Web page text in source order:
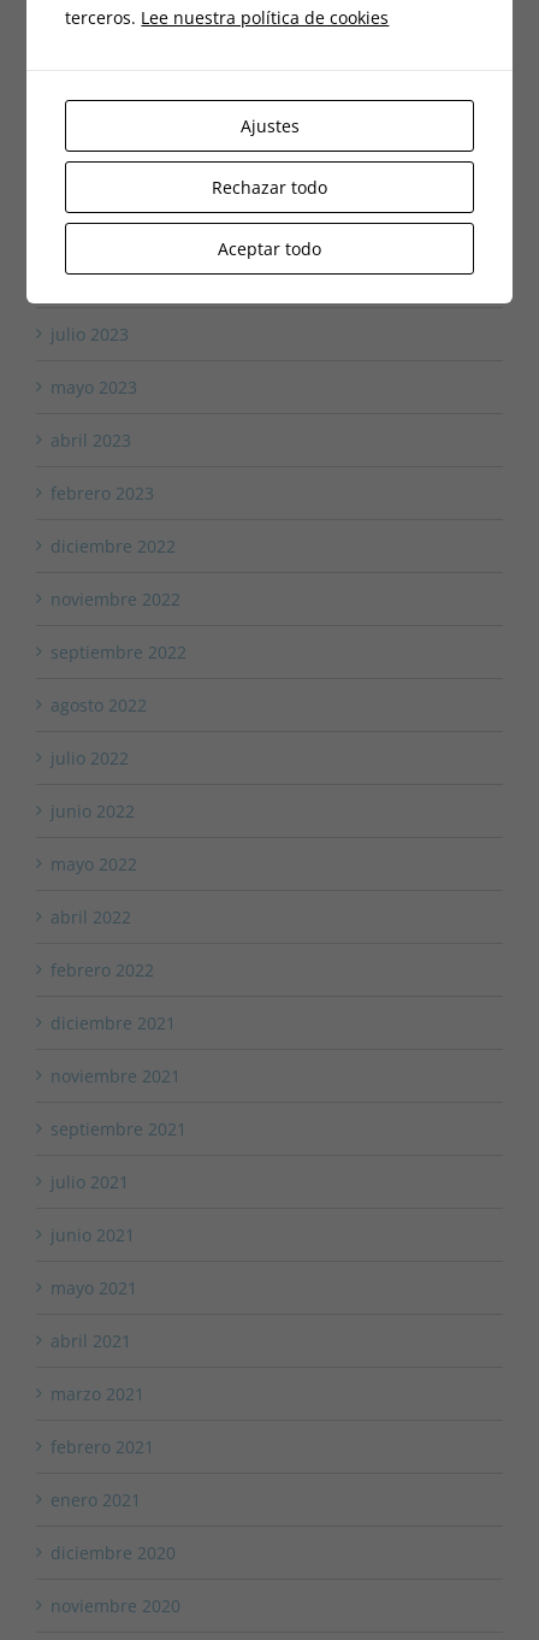
julio 2024
junio 2024
diciembre 2023
octubre 2023
julio 2023
mayo 2023
abril 2023
febrero 2023
diciembre 2022
noviembre 2022
septiembre 2022
agosto 2022
julio 2022
junio 2022
mayo 2022
abril 2022
febrero 2022
diciembre 2021
noviembre 2021
septiembre 2021
julio 2021
junio 2021
mayo 2021
abril 2021
marzo 2021
febrero 2021
enero 2021
diciembre 2020
noviembre 2020
terceros. Lee nuestra política de cookies
Ajustes
Rechazar todo
Aceptar todo